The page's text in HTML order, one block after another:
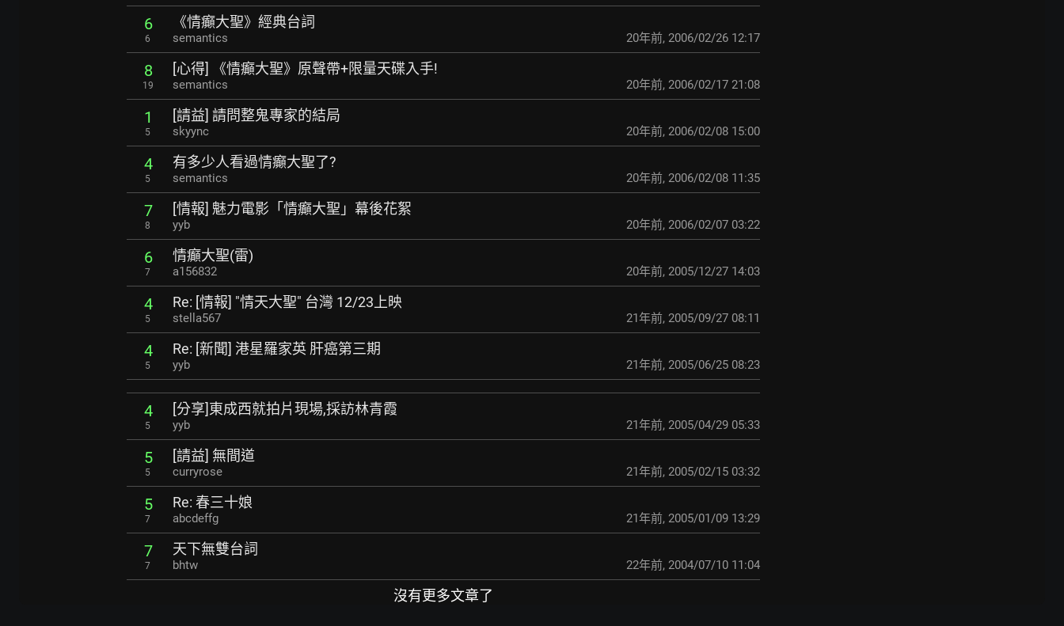
6
6
《情癲大聖》經典台詞
semantics 20年前, 2006/02/26 12:17
8
19
[心得] 《情癲大聖》原聲帶+限量天碟入手!
semantics 20年前, 2006/02/17 21:08
1
5
[請益] 請問整鬼專家的結局
skyync 20年前, 2006/02/08 15:00
4
5
有多少人看過情癲大聖了?
semantics 20年前, 2006/02/08 11:35
7
8
[情報] 魅力電影「情癲大聖」幕後花絮
yyb 20年前, 2006/02/07 03:22
6
7
情癲大聖(雷)
a156832 20年前, 2005/12/27 14:03
4
5
Re: [情報] "情天大聖" 台灣 12/23上映
stella567 21年前, 2005/09/27 08:11
4
5
Re: [新聞] 港星羅家英 肝癌第三期
yyb 21年前, 2005/06/25 08:23
4
5
[分享]東成西就拍片現場,採訪林青霞
yyb 21年前, 2005/04/29 05:33
5
5
[請益] 無間道
curryrose 21年前, 2005/02/15 03:32
5
7
Re: 春三十娘
abcdeffg 21年前, 2005/01/09 13:29
7
7
天下無雙台詞
bhtw 22年前, 2004/07/10 11:04
沒有更多文章了